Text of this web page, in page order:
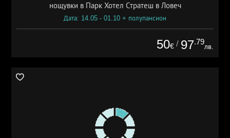
нощувки в Парк Хотел Стратеш в Ловеч
Дата: 14.05 - 01.10 + полупансион
50€ / 97.79
лв.